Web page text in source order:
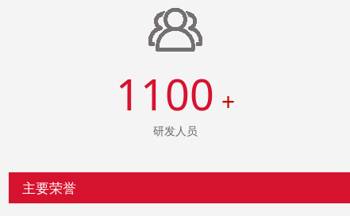
1100 +
研发人员
主要荣誉